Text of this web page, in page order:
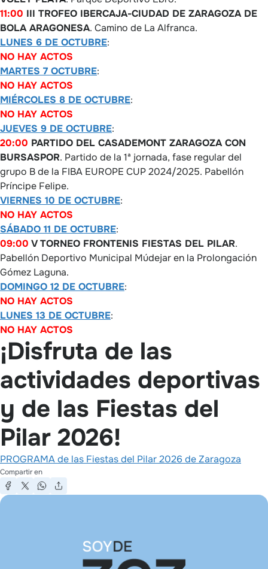
11:00 III TROFEO IBERCAJA-CIUDAD DE ZARAGOZA DE
BOLA ARAGONESA. Camino de La Alfranca.
LUNES 6 DE OCTUBRE:
NO HAY ACTOS
MARTES 7 OCTUBRE:
NO HAY ACTOS
MIÉRCOLES 8 DE OCTUBRE:
NO HAY ACTOS
JUEVES 9 DE OCTUBRE:
20:00 PARTIDO DEL CASADEMONT ZARAGOZA CON
BURSASPOR. Partido de la 1ª jornada, fase regular del
grupo B de la FIBA EUROPE CUP 2024/2025. Pabellón
Príncipe Felipe.
VIERNES 10 DE OCTUBRE:
NO HAY ACTOS
SÁBADO 11 DE OCTUBRE:
09:00 V TORNEO FRONTENIS FIESTAS DEL PILAR.
Pabellón Deportivo Municipal Múdejar en la Prolongación
Gómez Laguna.
DOMINGO 12 DE OCTUBRE:
NO HAY ACTOS
LUNES 13 DE OCTUBRE:
NO HAY ACTOS
¡Disfruta de las
actividades deportivas
y de las Fiestas del
Pilar 2026!
PROGRAMA de las Fiestas del Pilar 2026 de Zaragoza
Compartir en